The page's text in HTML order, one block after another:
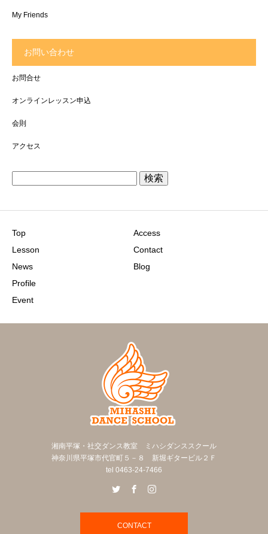
My Friends
お問い合わせ
お問合せ
オンラインレッスン申込
会則
アクセス
Top
Lesson
News
Profile
Event
Access
Contact
Blog
湘南平塚・社交ダンス教室 ミハシダンススクール
神奈川県平塚市代官町５－８ 新堀ギタービル２Ｆ
tel 0463-24-7466
CONTACT